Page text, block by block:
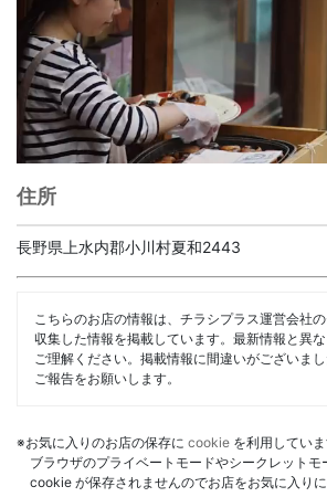
住所
長野県上水内郡小川村夏和2443
こちらのお店の情報は、チラシプラス運営会社
収集した情報を掲載しています。最新情報と異
ご理解ください。掲載情報に間違いがございま
ご報告をお願いします。
※お気に入りのお店の保存に cookie を利用していま
ブラウザのプライベートモードやシークレットモ
cookie が保存されませんのでお店をお気に入りに